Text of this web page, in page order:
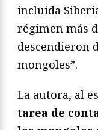
incluida
régimen más
descendieron
mongoles”.
La autora, al
tarea de